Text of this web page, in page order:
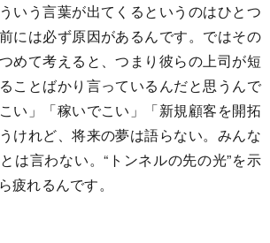
いう言葉が出てくるというのはひとつ
には必ず原因があるんです。ではその
めて考えると、つまり彼らの上司が短
ことばかり言っているんだと思うんで
い」「稼いでこい」「新規顧客を開拓
けれど、将来の夢は語らない。みんな
は言わない。“トンネルの先の光”を示
疲れるんです。